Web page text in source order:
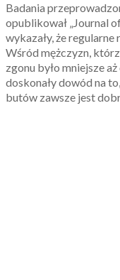
Badania
opublikował „Journal
wykazały, że
Wśród mężczyzn,
zgonu było mniejsze
doskonały dowód na
butów zawsze jest